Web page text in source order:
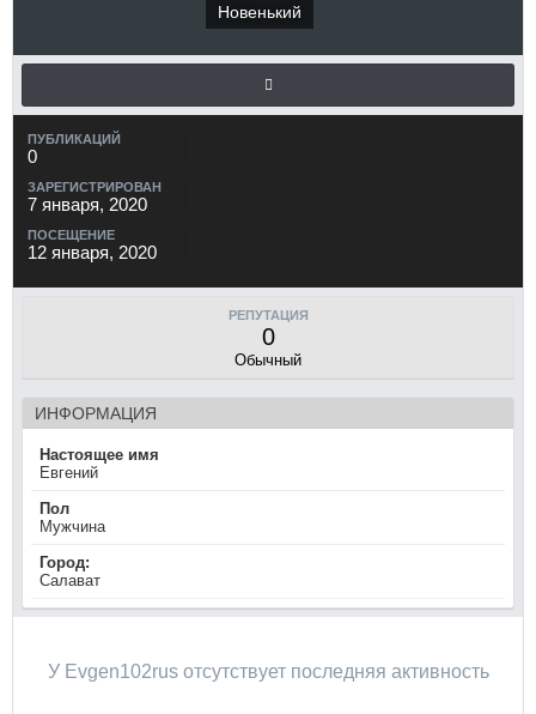
Новенький
ПУБЛИКАЦИЙ
0
ЗАРЕГИСТРИРОВАН
7 января, 2020
ПОСЕЩЕНИЕ
12 января, 2020
РЕПУТАЦИЯ
0
Обычный
ИНФОРМАЦИЯ
Настоящее имя
Евгений
Пол
Мужчина
Город:
Салават
У Evgen102rus отсутствует последняя активность